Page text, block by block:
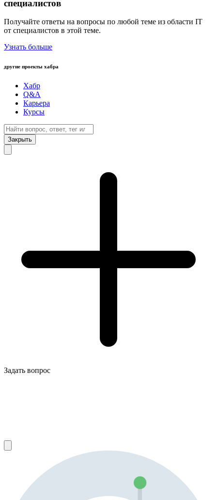
специалистов
Получайте ответы на вопросы по любой теме из области IT
от специалистов в этой теме.
Узнать больше
другие проекты хабра
Хабр
Q&A
Карьера
Курсы
Закрыть
Задать вопрос